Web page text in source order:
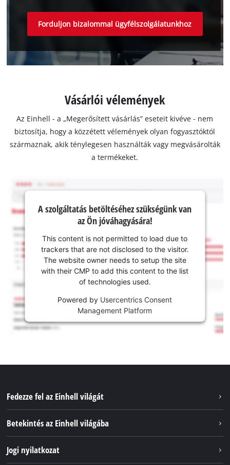
Forduljon bizalommal ügyfélszolgálatunkhoz
Vásárlói vélemények
Az Einhell - a „Megerősített vásárlás” eseteit kivéve - nem
biztosítja, hogy a közzétett vélemények olyan fogyasztóktól
származnak, akik ténylegesen használták vagy megvásárolták
a termékeket.
A szolgáltatás betöltéséhez szükségünk van
az Ön jóváhagyására!
This content is not permitted to load due to
trackers that are not disclosed to the visitor.
The website owner needs to setup the site
with their CMP to add this content to the list
of technologies used.
Powered by Usercentrics Consent
Management Platform
Fedezze fel az Einhell világát
Betekintés az Einhell világába
Jogi nyilatkozat